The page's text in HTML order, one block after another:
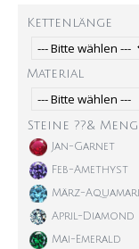
Kettenlänge
Material
Steine ??&
Jan-Garnet
Feb-Amethyst
März-
April-Diamond
Mai-Emerald